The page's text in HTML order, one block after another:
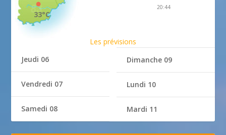
33°C
20:44
Les prévisions
Jeudi 06
Vendredi 07
Samedi 08
Dimanche 09
Lundi 10
Mardi 11